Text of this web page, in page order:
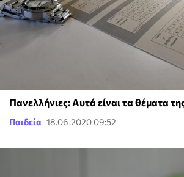
Πανελλήνιες: Αυτά είναι τα θέματα
Παιδεία 18.06.2020 09:52